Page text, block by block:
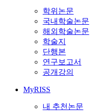
학위논문
국내학술논문
해외학술논문
학술지
단행본
연구보고서
공개강의
MyRISS
내 추천논문